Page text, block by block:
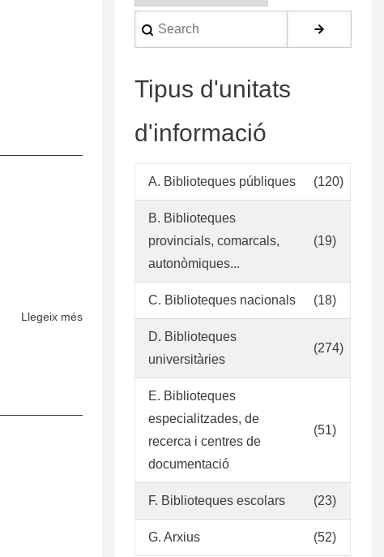
Llegeix méssobre
colecciones
your
language
Search
Tipus d'unitats
d'informació
A. Biblioteques públiques (120)
B. Biblioteques
provincials, comarcals,
autonòmiques...
(19)
C. Biblioteques nacionals (18)
D. Biblioteques
universitàries
(274)
E. Biblioteques
especialitzades, de
recerca i centres de
documentació
(51)
F. Biblioteques escolars (23)
G. Arxius (52)